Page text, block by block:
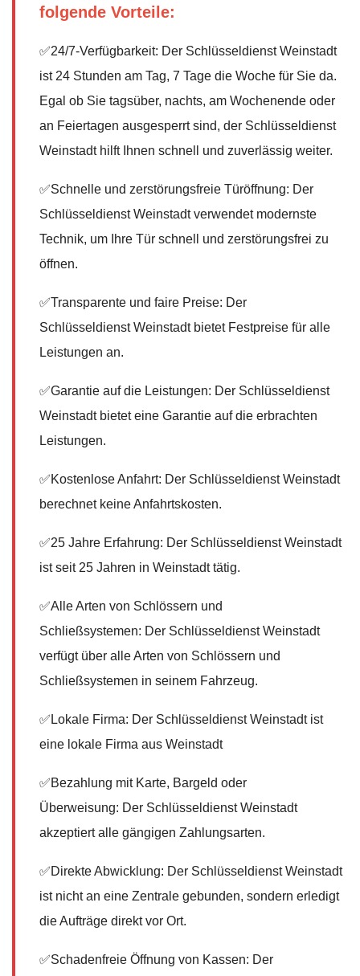
folgende Vorteile:
✅24/7-Verfügbarkeit: Der Schlüsseldienst Weinstadt
ist 24 Stunden am Tag, 7 Tage die Woche für Sie da.
Egal ob Sie tagsüber, nachts, am Wochenende oder
an Feiertagen ausgesperrt sind, der Schlüsseldienst
Weinstadt hilft Ihnen schnell und zuverlässig weiter.
✅Schnelle und zerstörungsfreie Türöffnung: Der
Schlüsseldienst Weinstadt verwendet modernste
Technik, um Ihre Tür schnell und zerstörungsfrei zu
öffnen.
✅Transparente und faire Preise: Der
Schlüsseldienst Weinstadt bietet Festpreise für alle
Leistungen an.
✅Garantie auf die Leistungen: Der Schlüsseldienst
Weinstadt bietet eine Garantie auf die erbrachten
Leistungen.
✅Kostenlose Anfahrt: Der Schlüsseldienst Weinstadt
berechnet keine Anfahrtskosten.
✅25 Jahre Erfahrung: Der Schlüsseldienst Weinstadt
ist seit 25 Jahren in Weinstadt tätig.
✅Alle Arten von Schlössern und
Schließsystemen: Der Schlüsseldienst Weinstadt
verfügt über alle Arten von Schlössern und
Schließsystemen in seinem Fahrzeug.
✅Lokale Firma: Der Schlüsseldienst Weinstadt ist
eine lokale Firma aus Weinstadt
✅Bezahlung mit Karte, Bargeld oder
Überweisung: Der Schlüsseldienst Weinstadt
akzeptiert alle gängigen Zahlungsarten.
✅Direkte Abwicklung: Der Schlüsseldienst Weinstadt
ist nicht an eine Zentrale gebunden, sondern erledigt
die Aufträge direkt vor Ort.
✅Schadenfreie Öffnung von Kassen: Der